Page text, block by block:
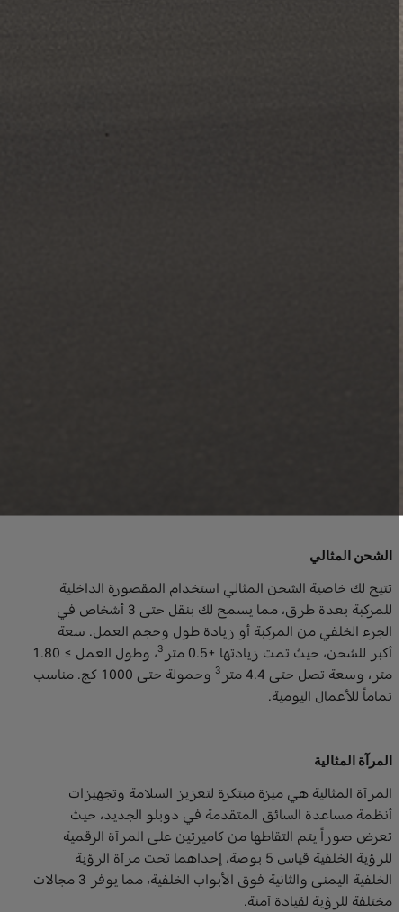
الشحن المثالي
تتيح لك خاصية الشحن المثالي استخدام المقصورة الداخلية
للمركبة بعدة طرق، مما يسمح لك بنقل حتى 3 أشخاص في
الجزء الخلفي من المركبة أو زيادة طول وحجم العمل. سعة
أكبر للشحن، حيث تمت زيادتها +0.5 متر
3
، وطول العمل ≥ 1.80
متر، وسعة تصل حتى 4.4 متر
3
وحمولة حتى 1000 كج. مناسب
تماماً للأعمال اليومية.
المرآة المثالية
المرآة المثالية هي ميزة مبتكرة لتعزيز السلامة وتجهيزات
أنظمة مساعدة السائق المتقدمة في دوبلو الجديد، حيث
تعرض صوراً يتم التقاطها من كاميرتين على المرآة الرقمية
للرؤية الخلفية قياس 5 بوصة، إحداهما تحت مرآة الرؤية
الخلفية اليمنى والثانية فوق الأبواب الخلفية، مما يوفر 3 مجالات
مختلفة للرؤية لقيادة آمنة.